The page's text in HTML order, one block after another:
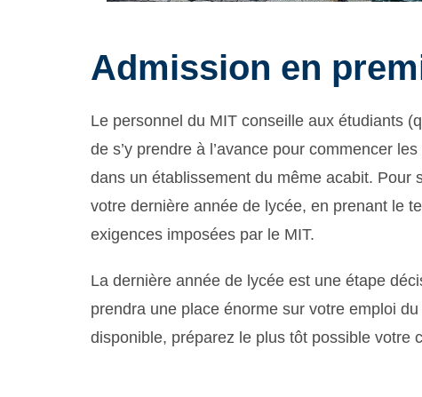
Admission en
Le personnel du MIT conseille aux étudiants
de s’y prendre à l’avance pour commencer
dans un établissement du même acabit. Pour
votre dernière année de lycée, en prenant le
exigences imposées par le MIT.
La dernière année de lycée est une étape
prendra une place énorme sur votre emploi
disponible, préparez le plus tôt possible votre